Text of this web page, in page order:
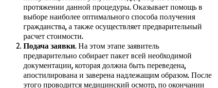
протяжении данной процедуры. Оказывает помощь в
выборе наиболее оптимального способа получения
гражданства, а также осуществляет предварительный
расчет стоимости.
Подача заявки. На этом этапе заявитель
предварительно собирает пакет всей необходимой
документации, которая должна быть переведена,
апостилирована и заверена надлежащим образом. После
этого проводится медицинский осмотр, по окончании